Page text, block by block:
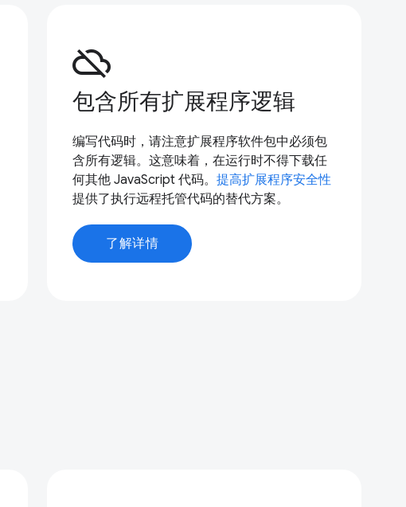
cloud_off
包含所有扩展程序逻辑
编写代码时，请注意扩展程序软件包中必须包
含所有逻辑。这意味着，在运行时不得下载任
何其他 JavaScript 代码。提高扩展程序安全性
提供了执行远程托管代码的替代方案。
了解详情